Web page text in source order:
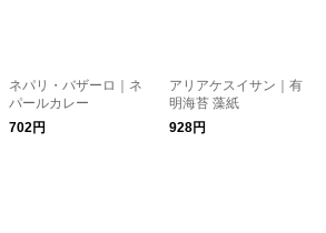
ネパリ・バザーロ｜ネ
パールカレー
702円
アリアケスイサン｜有
明海苔 藻紙
928円